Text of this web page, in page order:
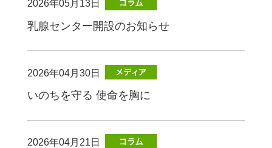
2026年05月13日
乳腺センター開設のお知らせ
2026年04月30日
いのちを守る 使命を胸に
2026年04月21日